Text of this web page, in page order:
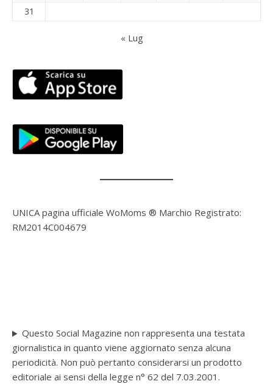
31
« Lug
UNICA pagina ufficiale WoMoms ® Marchio Registrato:
RM2014C004679
Questo Social Magazine non rappresenta una testata
giornalistica in quanto viene aggiornato senza alcuna
periodicità. Non può pertanto considerarsi un prodotto
editoriale ai sensi della legge n° 62 del 7.03.2001.